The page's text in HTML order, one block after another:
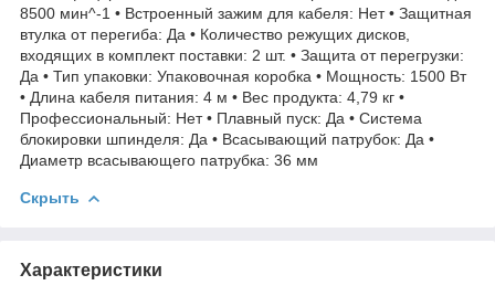
8500 мин^-1 • Встроенный зажим для кабеля: Нет • Защитная
втулка от перегиба: Да • Количество режущих дисков,
входящих в комплект поставки: 2 шт. • Защита от перегрузки:
Да • Тип упаковки: Упаковочная коробка • Мощность: 1500 Вт
• Длина кабеля питания: 4 м • Вес продукта: 4,79 кг •
Профессиональный: Нет • Плавный пуск: Да • Система
блокировки шпинделя: Да • Всасывающий патрубок: Да •
Диаметр всасывающего патрубка: 36 мм
Скрыть
Характеристики